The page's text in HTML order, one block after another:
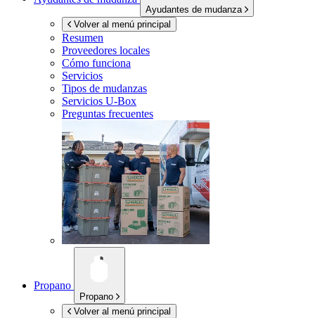
Ayudantes de mudanza
Volver al menú principal
Resumen
Proveedores locales
Cómo funciona
Servicios
Tipos de mudanzas
Servicios U-Box
Preguntas frecuentes
Propano
Propano
Volver al menú principal